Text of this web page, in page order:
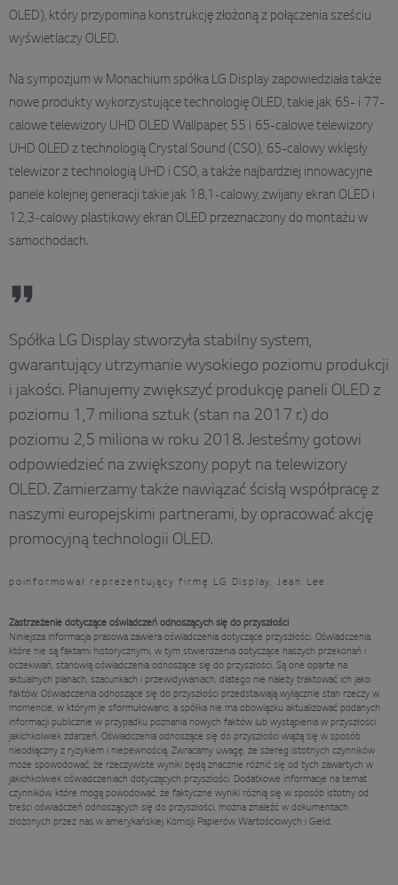
OLED), który przypomina konstrukcję złożoną z połączenia sześciu
wyświetlaczy OLED.
Na sympozjum w Monachium spółka LG Display zapowiedziała także
nowe produkty wykorzystujące technologię OLED, takie jak 65- i 77-
calowe telewizory UHD OLED Wallpaper, 55 i 65-calowe telewizory
UHD OLED z technologią Crystal Sound (CSO), 65-calowy wklęsły
telewizor z technologią UHD i CSO, a także najbardziej innowacyjne
panele kolejnej generacji takie jak 18,1-calowy, zwijany ekran OLED i
12,3-calowy plastikowy ekran OLED przeznaczony do montażu w
samochodach.
Spółka LG Display stworzyła stabilny system,
gwarantujący utrzymanie wysokiego poziomu produkcji
i jakości. Planujemy zwiększyć produkcję paneli OLED z
poziomu 1,7 miliona sztuk (stan na 2017 r.) do
poziomu 2,5 miliona w roku 2018. Jesteśmy gotowi
odpowiedzieć na zwiększony popyt na telewizory
OLED. Zamierzamy także nawiązać ścisłą współpracę z
naszymi europejskimi partnerami, by opracować akcję
promocyjną technologii OLED.
poinformował reprezentujący firmę LG Display, Jean Lee
Zastrzeżenie dotyczące oświadczeń odnoszących się do przyszłości
Niniejsza informacja prasowa zawiera oświadczenia dotyczące przyszłości. Oświadczenia,
które nie są faktami historycznymi, w tym stwierdzenia dotyczące naszych przekonań i
oczekiwań, stanowią oświadczenia odnoszące się do przyszłości. Są one oparte na
aktualnych planach, szacunkach i przewidywaniach, dlatego nie należy traktować ich jako
faktów. Oświadczenia odnoszące się do przyszłości przedstawiają wyłącznie stan rzeczy w
momencie, w którym je sformułowano, a spółka nie ma obowiązku aktualizować podanych
informacji publicznie w przypadku poznania nowych faktów lub wystąpienia w przyszłości
jakichkolwiek zdarzeń. Oświadczenia odnoszące się do przyszłości wiążą się w sposób
nieodłączny z ryzykiem i niepewnością. Zwracamy uwagę, że szereg istotnych czynników
może spowodować, że rzeczywiste wyniki będą znacznie różnić się od tych zawartych w
jakichkolwiek oświadczeniach dotyczących przyszłości. Dodatkowe informacje na temat
czynników, które mogą powodować, że faktyczne wyniki różnią się w sposób istotny od
treści oświadczeń odnoszących się do przyszłości, można znaleźć w dokumentach
złożonych przez nas w amerykańskiej Komisji Papierów Wartościowych i Giełd.